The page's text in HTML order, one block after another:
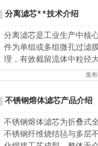
结合实际生产工况，依托
准与实施方法如下
分离滤芯**技术介绍
分离滤芯是工业生产中核
件为单组或多组微孔过滤
理，有效截留流体中粒径
体，实现气、液两相流体
是工业过滤净化系统的关
泛应用于化工、石油、钢
稳定生产、产品提质增效
发
不锈钢熔体滤芯产品介绍
不锈钢熔体滤芯为折叠式
不锈钢纤维烧结毡与多层